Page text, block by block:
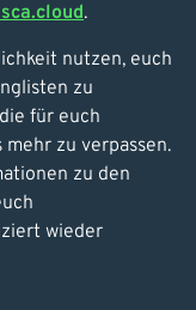
.
nutzen, euch
zu
für euch
zu verpassen.
zu den
wieder